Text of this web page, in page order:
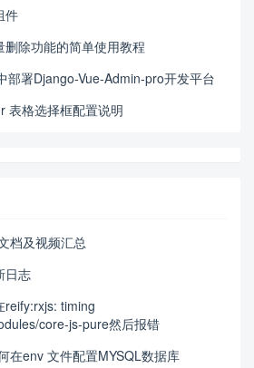
件
除功能的简单使用教程
部署Django-Vue-Admin-pro开发平台
表格选择框配置说明
档及视频汇总
日志
reify:rxjs: timing
core-js-pure然后报错
在env 文件配置MYSQL数据库